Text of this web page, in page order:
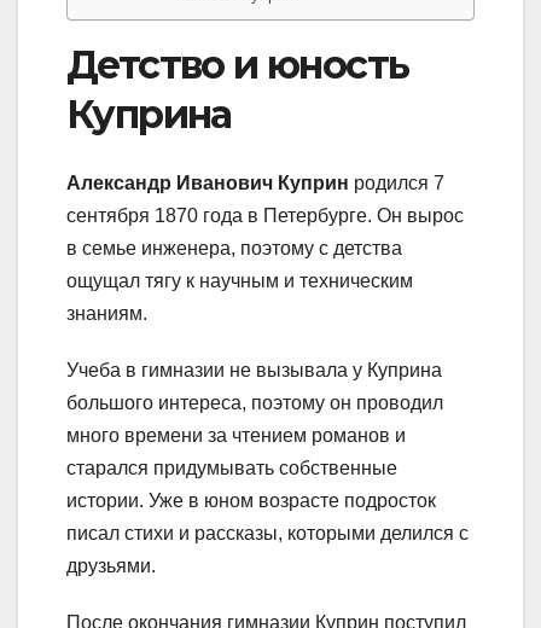
Детство и юность
Куприна
Александр Иванович Куприн родился 7
сентября 1870 года в Петербурге. Он вырос
в семье инженера, поэтому с детства
ощущал тягу к научным и техническим
знаниям.
Учеба в гимназии не вызывала у Куприна
большого интереса, поэтому он проводил
много времени за чтением романов и
старался придумывать собственные
истории. Уже в юном возрасте подросток
писал стихи и рассказы, которыми делился с
друзьями.
После окончания гимназии Куприн поступил